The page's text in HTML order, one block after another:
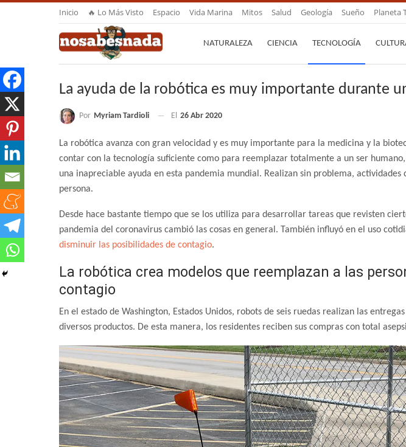
Inicio 🔥 Lo Más Visto Espacio Vida Marina Mitos Salud Geología Sueño Planeta
NATURALEZA CIENCIA TECNOLOGÍA
La ayuda de la robótica es muy importante durante
Por Myriam Tardioli El 26 Abr 2020
La robótica avanza con gran velocidad y es muy importante para la medicina y la
contar con la tecnología suficiente como para reemplazar totalmente a un ser
una inapreciable ayuda en esta pandemia mundial. Realizan sin problema, actividades
persona.
Desde hace bastante tiempo que se los utiliza para desarrollar tareas que revisten
pandemia del coronavirus cambió las cosas en general. También influyó en el uso
disminuir las posibilidades de contagio.
La robótica crea modelos que reemplazan a las
contagio
En el estado de Washington, Estados Unidos, robots de seis ruedas realizan las
diversos productos. De esta manera, los residentes reciben sus compras con total